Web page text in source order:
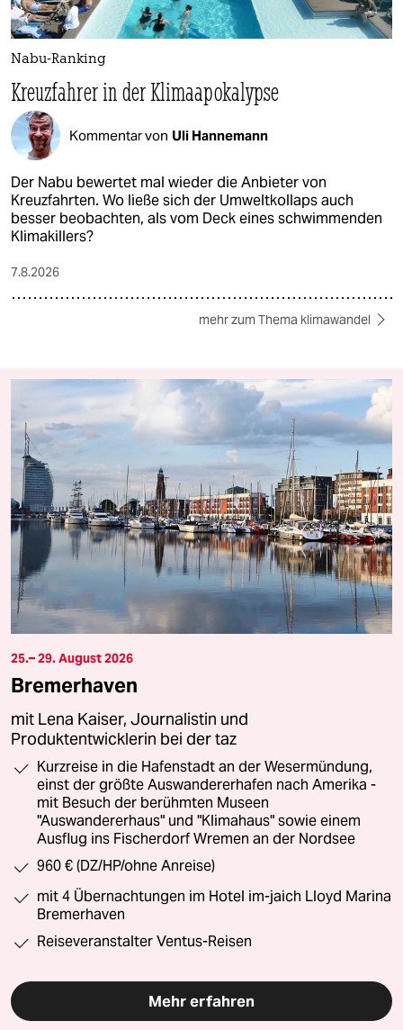
Nabu-Ranking
Kreuzfahrer in der Klimaapokalypse
Kommentar von Uli Hannemann
Der Nabu bewertet mal wieder die Anbieter von
Kreuzfahrten. Wo ließe sich der Umweltkollaps auch
besser beobachten, als vom Deck eines schwimmenden
Klimakillers?
7.8.2026
mehr zum Thema klimawandel
25.– 29. August 2026
Bremerhaven
mit Lena Kaiser, Journalistin und
Produktentwicklerin bei der taz
Kurzreise in die Hafenstadt an der Wesermündung,
einst der größte Auswandererhafen nach Amerika -
mit Besuch der berühmten Museen
"Auswandererhaus" und "Klimahaus" sowie einem
Ausflug ins Fischerdorf Wremen an der Nordsee
960 € (DZ/HP/ohne Anreise)
mit 4 Übernachtungen im Hotel im-jaich Lloyd Marina
Bremerhaven
Reiseveranstalter Ventus-Reisen
Mehr erfahren